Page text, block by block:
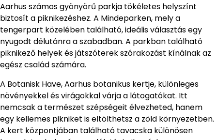
Aarhus számos gyönyörű parkja tökéletes helyszínt
biztosít a piknikezéshez. A Mindeparken, mely a
tengerpart közelében található, ideális választás egy
nyugodt délutánra a szabadban. A parkban található
piknikező helyek és játszóterek szórakozást kínálnak az
egész család számára.
A Botanisk Have, Aarhus botanikus kertje, különleges
növényekkel és virágokkal várja a látogatókat. Itt
nemcsak a természet szépségeit élvezheted, hanem
egy kellemes pikniket is eltölthetsz a zöld környezetben.
A kert központjában található tavacska különösen